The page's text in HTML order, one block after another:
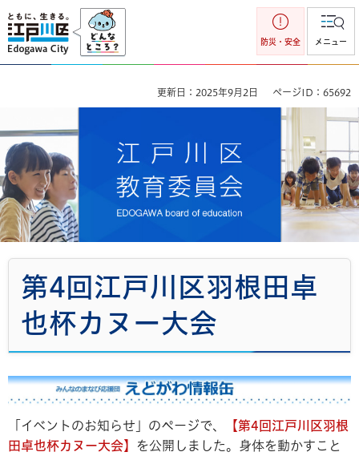
江戸川区
防災・安全 メニュー
更新日：2025年9月2日 ページID：65692
第4回江戸川区羽根田卓
也杯カヌー大会
「イベントのお知らせ」のページで、
【第4回江戸川区羽根
田卓也杯カヌー大会】
を公開しました。身体を動かすこと